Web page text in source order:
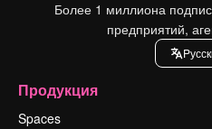
Более 1 миллиона
предприятий,
Продукция
Spaces